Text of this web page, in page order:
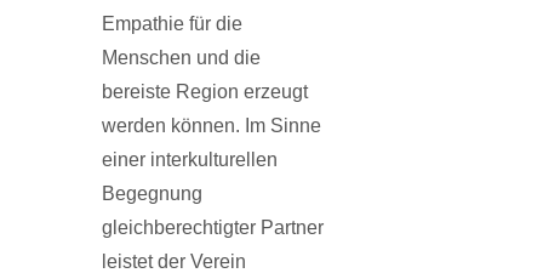
Empathie für die
Menschen und die
bereiste Region erzeugt
werden können. Im Sinne
einer interkulturellen
Begegnung
gleichberechtigter Partner
leistet der Verein